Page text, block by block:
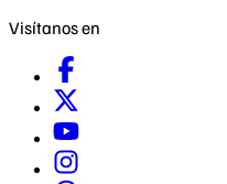
Visítanos en